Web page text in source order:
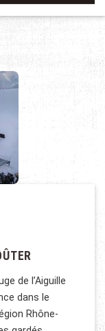
de l’Aiguille
dans le
Rhône-